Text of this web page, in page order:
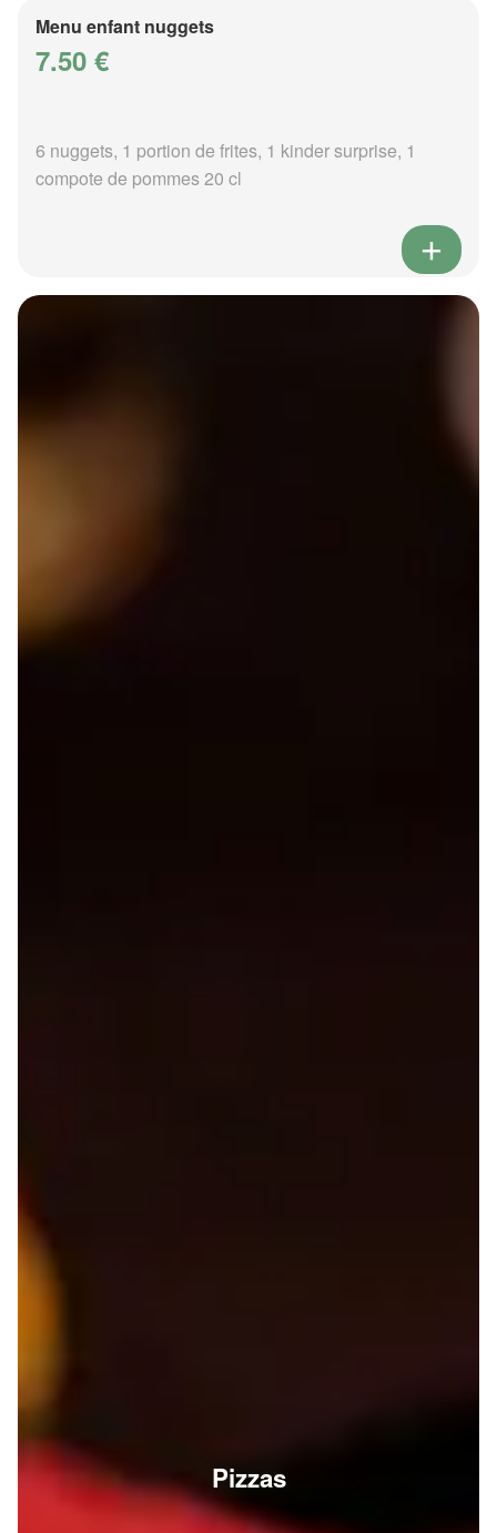
Menu enfant nuggets
7.50 €
6 nuggets, 1 portion de frites, 1 kinder surprise, 1
compote de pommes 20 cl
Pizzas